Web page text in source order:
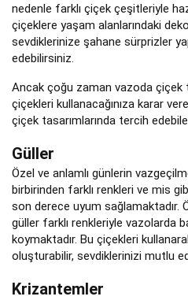
nedenle farklı çiçek çeşitleriyle
çiçeklere yaşam alanlarındaki
sevdiklerinize şahane sürprizler
edebilirsiniz.
Ancak çoğu zaman vazoda çiçek
çiçekleri kullanacağınıza karar
çiçek tasarımlarında tercih
Güller
Özel ve anlamlı günlerin
birbirinden farklı renkleri ve mis
son derece uyum sağlamaktadır.
güller farklı renkleriyle vazolarda
koymaktadır. Bu çiçekleri
oluşturabilir, sevdiklerinizi mutlu
Krizantemler